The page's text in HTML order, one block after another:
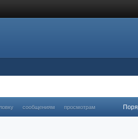
сообщениям просмотрам